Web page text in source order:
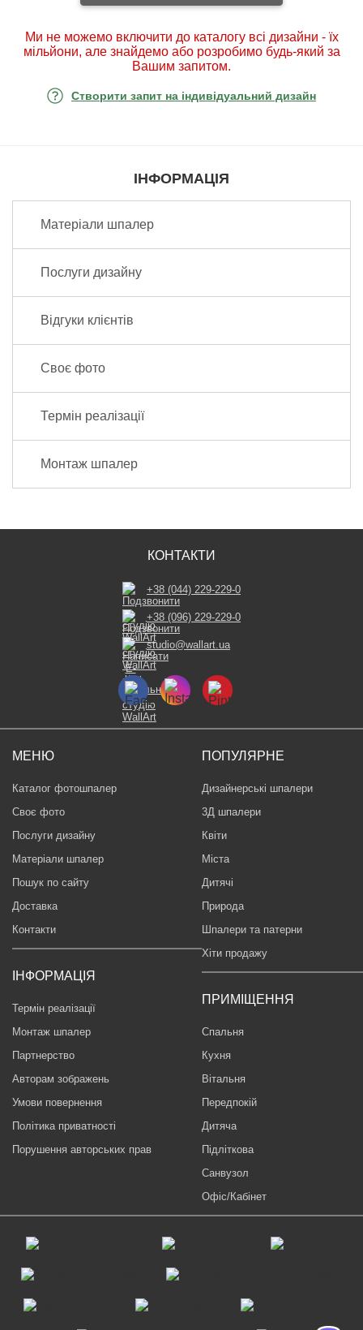
Ми не можемо включити до каталогу всі дизайни - їх
мільйони, але знайдемо або розробимо будь-який за
Вашим запитом.
Створити запит на індивідуальний дизайн
ІНФОРМАЦІЯ
Матеріали шпалер
Послуги дизайну
Відгуки клієнтів
Своє фото
Термін реалізації
Монтаж шпалер
МЕНЮ
Каталог фотошпалер
Своє фото
Послуги дизайну
Матеріали шпалер
Пошук по сайту
Доставка
Контакти
ІНФОРМАЦІЯ
Термін реалізації
Монтаж шпалер
Партнерство
Авторам зображень
Умови повернення
Політика приватності
Порушення авторських прав
ПОПУЛЯРНЕ
Дизайнерські шпалери
3Д шпалери
Квіти
Міста
Дитячі
Природа
Шпалери та патерни
Хіти продажу
ПРИМІЩЕННЯ
Спальня
Кухня
Вітальня
Передпокій
Дитяча
Підліткова
Санвузол
Офіс/Кабінет
КОНТАКТИ
+38 (044) 229-229-0
+38 (096) 229-229-0
studio@wallart.ua